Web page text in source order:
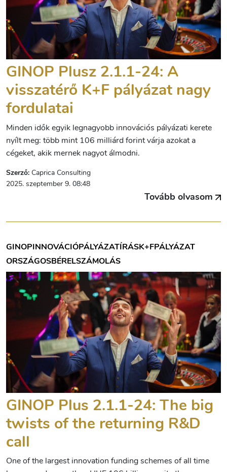
GINOP Plusz 2.1.1-24: A
visszatérő K+F pályázat nagy
fordulatai
Minden idők egyik legnagyobb innovációs pályázati kerete
nyílt meg: több mint 106 milliárd forint várja azokat a
cégeket, akik mernek nagyot álmodni.
Szerző: Caprica Consulting
2025. szeptember 9. 08:48
Tovább olvasom
GINOPINNOVÁCIÓPÁLYÁZATÍRÁSK+FPÁLYÁZAT
ORSZÁGOSBÉRELSZÁMOLÁS
GINOP Plus 2.1.1-24: The big
twists of the returning R&D
call
One of the largest innovation funding schemes of all time